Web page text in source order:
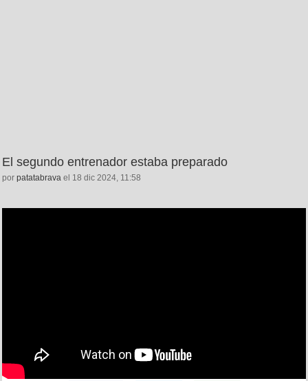
El segundo entrenador estaba preparado
por patatabrava el 18 dic 2024, 11:58